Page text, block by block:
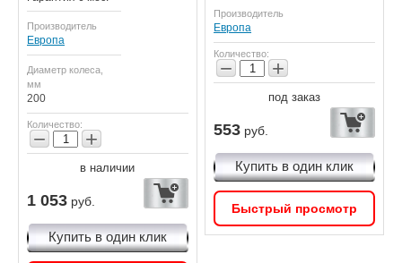
Производитель
Европа
Диаметр колеса,
мм
200
Количество:
− +
в наличии
1 053 руб.
Купить в один клик
Производитель
Европа
Количество:
− +
под заказ
553 руб.
Купить в один клик
Быстрый просмотр